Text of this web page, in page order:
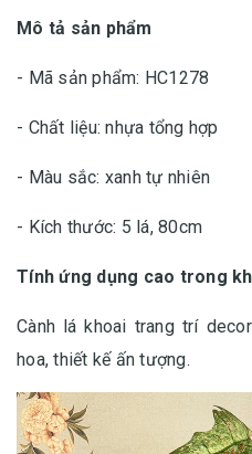
Mô tả sản phẩm
- Mã sản phẩm: HC1278
- Chất liệu: nhựa tổng hợp
- Màu sắc: xanh tự nhiên
- Kích thước: 5 lá, 80cm
Tính ứng dụng cao trong
Cành lá khoai trang trí
hoa, thiết kế ấn tượng.